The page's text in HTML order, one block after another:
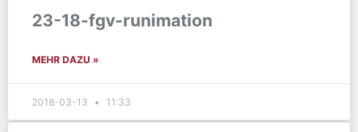
23-18-fgv-runimation
MEHR DAZU »
2018-03-13 11:33